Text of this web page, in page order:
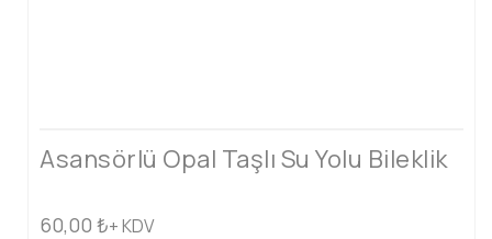
Asansörlü Opal Taşlı Su Yolu Bileklik
60,00 ₺+ KDV